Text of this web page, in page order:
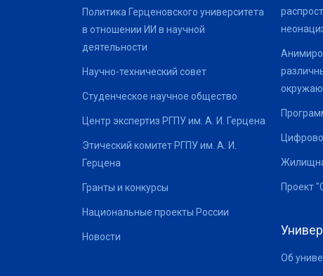
Политика Герценовского университета
в отношении ИИ в научной
деятельности
Научно-технический совет
Студенческое научное общество
Центр экспертиз РГПУ им. А. И. Герцена
Этический комитет РГПУ им. А. И.
Герцена
Гранты и конкурсы
Национальные проекты России
Новости
Проект
Об